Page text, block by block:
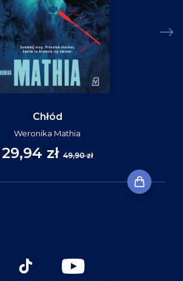
Chłód
Weronika Mathia
29,94 zł 49,90 zł